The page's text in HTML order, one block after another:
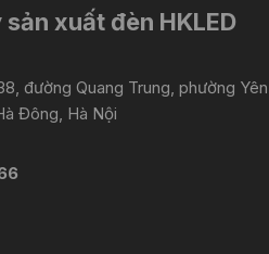
sản xuất đèn HKLED
đường Quang Trung, phường Yên
Đông, Hà Nội